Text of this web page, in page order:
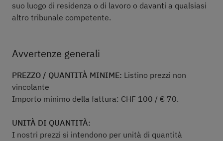
suo luogo di residenza o di lavoro o davanti a qualsiasi
altro tribunale competente.
Avvertenze generali
PREZZO / QUANTITÀ MINIME: Listino prezzi non
vincolante
Importo minimo della fattura: CHF 100 / € 70.
UNITÀ DI QUANTITÀ:
I nostri prezzi si intendono per unità di quantità